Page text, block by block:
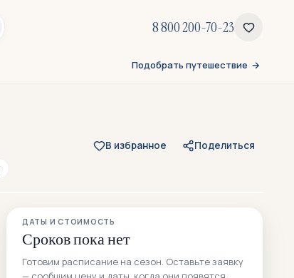
8 800 200-70-23
Подобрать путешествие
В избранное
Поделиться
ДАТЫ И СТОИМОСТЬ
Сроков пока нет
Готовим расписание на сезон. Оставьте заявку